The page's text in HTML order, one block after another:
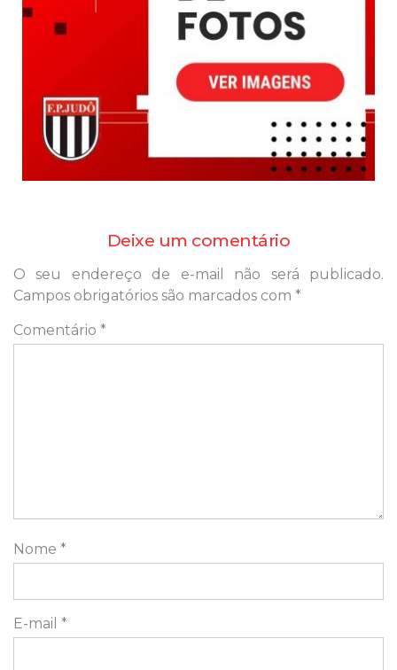
Deixe um comentário
O seu endereço de e-mail não será publicado.
Campos obrigatórios são marcados com *
Comentário *
Nome *
E-mail *